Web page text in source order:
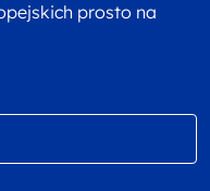
prosto na